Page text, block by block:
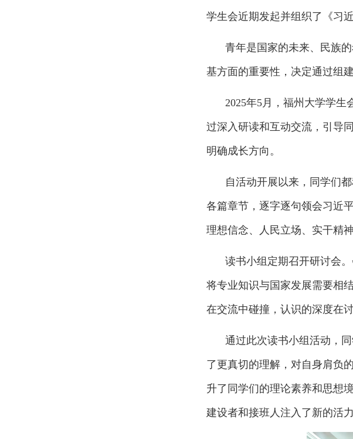
学生会近期发起并组织了《习
青年是国家的未来、民族
基方面的重要性，决定通过组
2025年5月，福州大学学
过深入研读和互动交流，引导
明确成长方向。
自活动开展以来，同学们
各篇章节，逐字逐句领会习近
理想信念、人民立场、实干精
读书小组定期召开研讨会
将专业知识与国家发展需要相
在交流中碰撞，认识的深度在讨
通过此次读书小组活动，
了更真切的理解，对自身肩负
升了同学们的理论素养和思想
建设者和接班人注入了新的活力